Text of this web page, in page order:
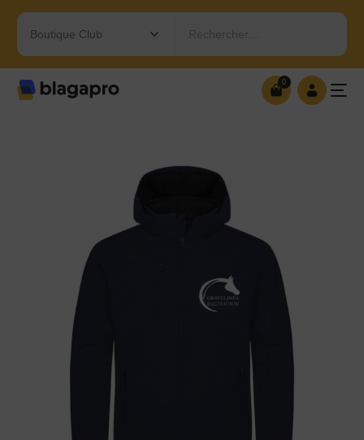
Rechercher…
0